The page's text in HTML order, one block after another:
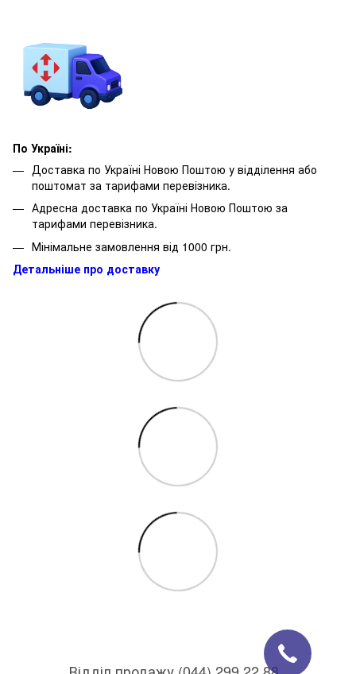
По Україні:
Доставка по Україні Новою Поштою у відділення або
поштомат за тарифами перевізника.
Адресна доставка по Україні Новою Поштою за
тарифами перевізника.
Мінімальне замовлення від 1000 грн.
Детальніше про доставку